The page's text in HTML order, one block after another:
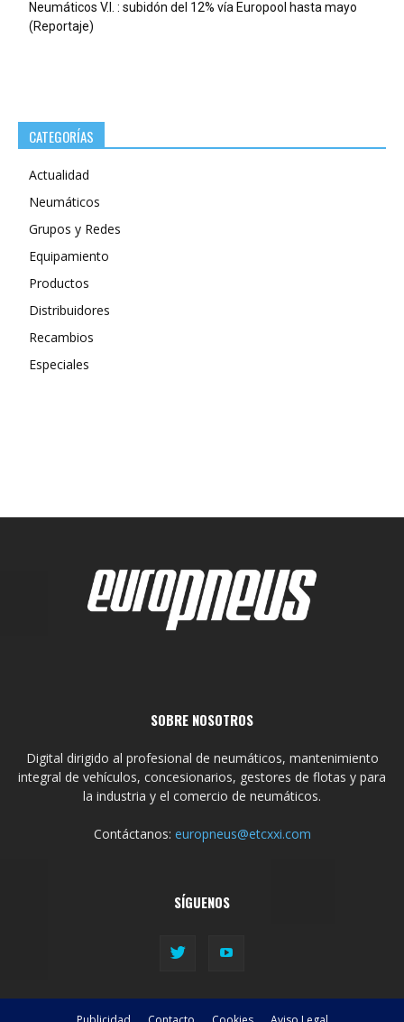
Neumáticos V.I. : subidón del 12% vía Europool hasta mayo
(Reportaje)
CATEGORÍAS
Actualidad
Neumáticos
Grupos y Redes
Equipamiento
Productos
Distribuidores
Recambios
Especiales
SOBRE NOSOTROS
Digital dirigido al profesional de neumáticos, mantenimiento
integral de vehículos, concesionarios, gestores de flotas y para
la industria y el comercio de neumáticos.
Contáctanos: europneus@etcxxi.com
SÍGUENOS